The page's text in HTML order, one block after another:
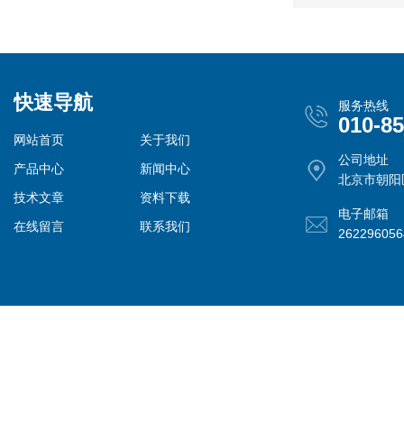
快速导航
网站首页
关于我们
产品中心
新闻中心
技术文章
资料下载
在线留言
联系我们
服务热线
010-
公司地址
北京市朝
电子邮箱